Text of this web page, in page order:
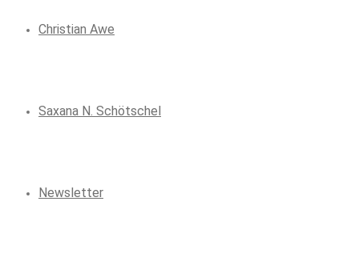
Christian Awe
Saxana N. Schötschel
Newsletter